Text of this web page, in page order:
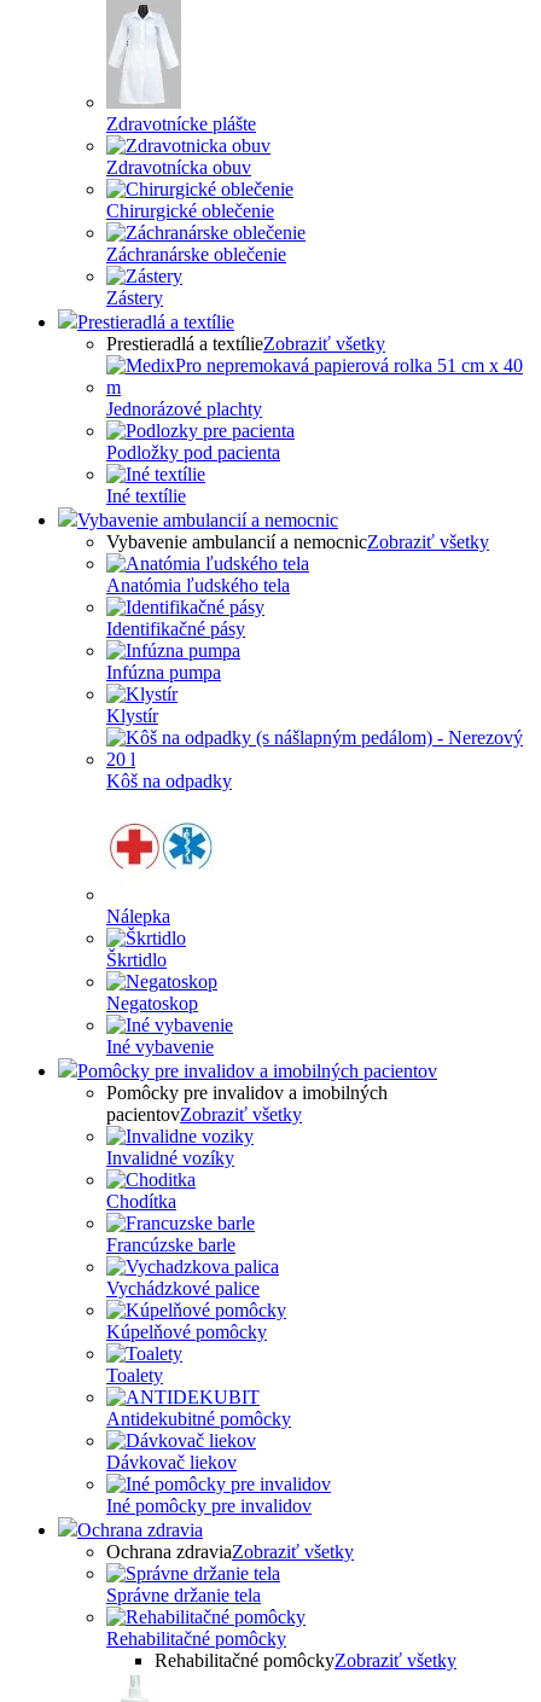
Zdravotnícke plášte
Zdravotnícka obuv
Chirurgické oblečenie
Záchranárske oblečenie
Zástery
Prestieradlá a textílie
Prestieradlá a textílieZobraziť všetky
Jednorázové plachty
Podložky pod pacienta
Iné textílie
Vybavenie ambulancií a nemocnic
Vybavenie ambulancií a nemocnicZobraziť všetky
Anatómia ľudského tela
Identifikačné pásy
Infúzna pumpa
Klystír
Kôš na odpadky
Nálepka
Škrtidlo
Negatoskop
Iné vybavenie
Pomôcky pre invalidov a imobilných pacientov
Pomôcky pre invalidov a imobilných
pacientovZobraziť všetky
Invalidné vozíky
Chodítka
Francúzske barle
Vychádzkové palice
Kúpelňové pomôcky
Toalety
Antidekubitné pomôcky
Dávkovač liekov
Iné pomôcky pre invalidov
Ochrana zdravia
Ochrana zdraviaZobraziť všetky
Správne držanie tela
Rehabilitačné pomôcky
Rehabilitačné pomôckyZobraziť všetky